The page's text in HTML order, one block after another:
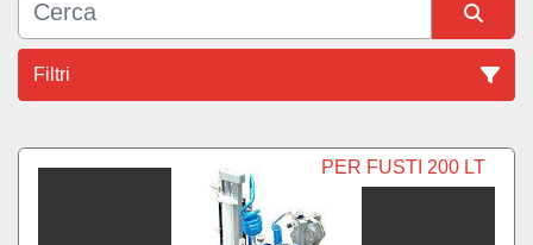
Filtri
Tutte le categorie
Ordina per
PER FUSTI 200 LT